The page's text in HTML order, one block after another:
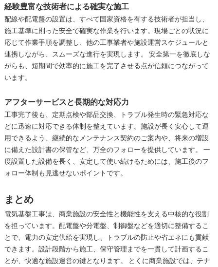
経験豊富な技術者による確実な施工
配線や配電盤の設置は、すべて国家資格を有する技術者が担当し、
施工基準に則った安全で確実な作業を行います。現場ごとの状況に
応じて作業手順を調整し、他の工事業者や施設運営スケジュールと
連携しながら、スムーズな進行を実現します。 安全第一を徹底しな
がらも、短期間で効率的に施工を完了させる点が信頼につながって
います。
アフターサービスと長期的な対応力
工事完了後も、定期点検や部品交換、トラブル発生時の緊急対応な
どに迅速に対応できる体制を整えています。施設が長く安心して運
用できるよう、継続的なメンテナンス契約のご案内や、将来の増設
に備えた設計書の保管など、万全のフォローを提供しています。 一
度設置した設備を長く、安定して使い続けるためには、施工後のフ
ォロー体制も見逃せないポイントです。
まとめ
電気基盤工事は、商業施設の安全性と機能性を支える中核的な役割
を担っています。配電盤や分電盤、制御盤などを適切に整備するこ
とで、電力の安定供給を実現し、トラブルの防止や省エネにも貢献
できます。設計段階から施工、保守管理までを一貫して計画するこ
とが、快適な施設運営の鍵となります。 とくに商業施設では、テナ